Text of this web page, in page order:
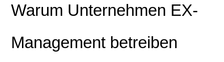
Warum Unternehmen EX-
Management betreiben